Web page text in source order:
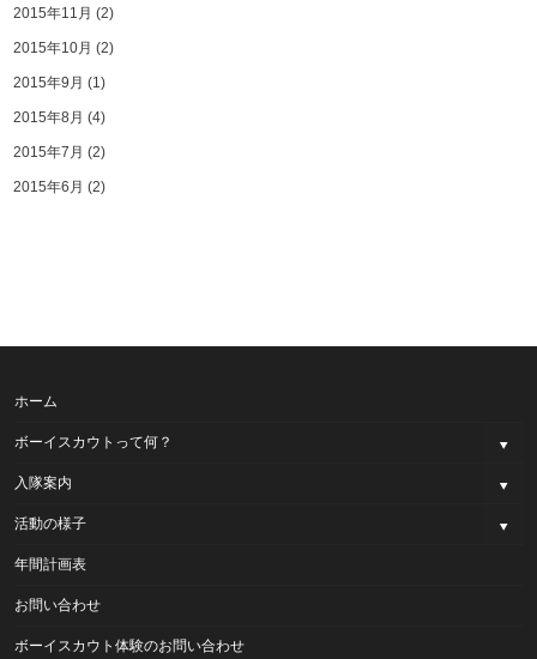
2015年11月 (2)
2015年10月 (2)
2015年9月 (1)
2015年8月 (4)
2015年7月 (2)
2015年6月 (2)
ホーム
ボーイスカウトって何？
入隊案内
活動の様子
年間計画表
お問い合わせ
ボーイスカウト体験のお問い合わせ